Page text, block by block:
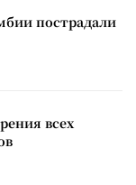
пострадали
всех